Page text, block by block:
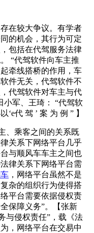
在较大争议。有学者
的机会，其行为可定
包括在代驾服务法律
“代驾软件向车主推
牵线搭桥的作用，车
件无关，代驾软件不
代驾软件对车主与代
小军、王琦： “代驾软
代 驾 ’ 案 为 例 ” 】
、乘客之间的关系既
关系下网络平台几乎
与顺风车车主之间也
律关系下网络平台需
，网络平台虽然不是
杂的组织行为使得搭
平台需要依据侵权责
保障义务”。【张新
与侵权责任”，载《法
，网络平台在交易中